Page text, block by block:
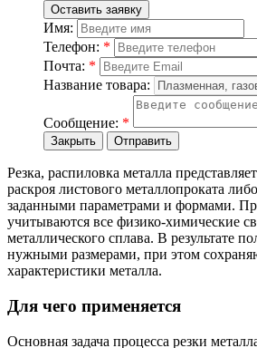
Оставить заявку
Имя:
Телефон: *
Почта: *
Название товара:
Сообщение: *
Закрыть Отправить
Резка, распиловка металла
раскроя листового металлопроката
заданными параметрами и формами.
учитываются все физико-химические
металлического сплава. В результате
нужными размерами, при этом
характеристики металла.
Для чего применяется
Основная задача процесса резки